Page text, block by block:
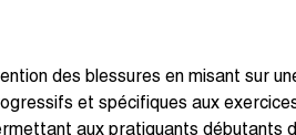
des blessures en misant sur
et spécifiques aux
aux pratiquants